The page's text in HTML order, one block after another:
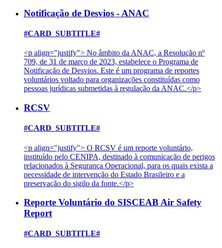
Notificação de Desvios - ANAC
#CARD_SUBTITLE#
<p align="justify"> No âmbito da ANAC, a Resolução nº
709, de 31 de março de 2023, estabelece o Programa de
Notificação de Desvios. Este é um programa de reportes
voluntários voltado para organizações constituídas como
pessoas jurídicas submetidas à regulação da ANAC.</p>
RCSV
#CARD_SUBTITLE#
<p align="justify"> O RCSV é um reporte voluntário,
instituído pelo CENIPA, destinado à comunicação de perigos
relacionados à Segurança Operacional, para os quais exista a
necessidade de intervenção do Estado Brasileiro e a
preservação do sigilo da fonte.</p>
Reporte Voluntário do SISCEAB Air Safety
Report
#CARD_SUBTITLE#